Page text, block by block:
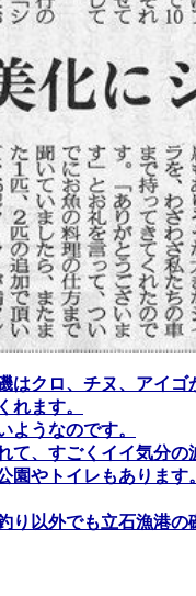
はクロ、チヌ、アイ
れます。
ようなのです。
て、すごくイイ気分の
園やトイレもありま
以外でも立石漁港の